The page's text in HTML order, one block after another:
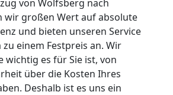
von Wolfsberg nach
wir großen Wert auf absolute
und bieten unseren Service
einem Festpreis an. Wir
wichtig es für Sie ist, von
über die Kosten Ihres
Deshalb ist es uns ein